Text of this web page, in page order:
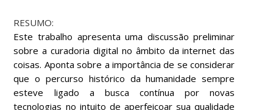
RESUMO:
Este trabalho apresenta uma discussão preliminar
sobre a curadoria digital no âmbito da internet das
coisas. Aponta sobre a importância de se considerar
que o percurso histórico da humanidade sempre
esteve ligado a busca contínua por novas
tecnologias no intuito de aperfeiçoar sua qualidade